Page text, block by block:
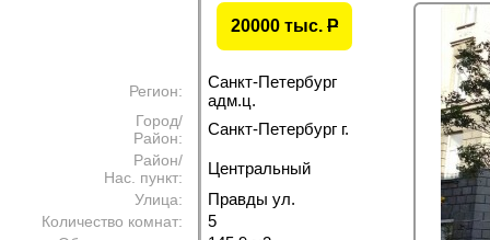
20000 тыс. P
Регион:
Санкт-Петербург
адм.ц.
Город/
Район:
Санкт-Петербург г.
Район/
Нас. пункт:
Центральный
Улица: Правды ул.
Количество комнат: 5